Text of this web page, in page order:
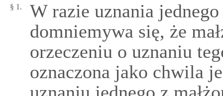
§ 1.
W razie uznania
domniemywa się, że
orzeczeniu o uznaniu
oznaczona jako chwila